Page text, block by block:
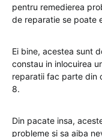
pentru remedierea
de reparatie se poate
Ei bine, acestea sunt
constau in inlocuirea
reparatii fac parte din
8.
Din pacate insa,
probleme si sa aiba